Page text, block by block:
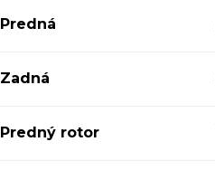
Predná
Zadná
Predný rotor